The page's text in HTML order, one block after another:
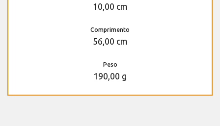
10,00 cm
Comprimento
56,00 cm
Peso
190,00 g